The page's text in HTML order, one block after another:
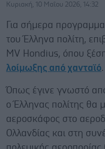
Κυριακή, 10 Μαΐου 2026, 14:32
Για σήμερα
του Έλληνα πολίτη,
MV Hondius, όπου
λοίμωξης από χανταϊό.
Όπως έγινε γνωστό
ο Έλληνας πολίτης θα
αεροσκάφος στο
Ολλανδίας και στη